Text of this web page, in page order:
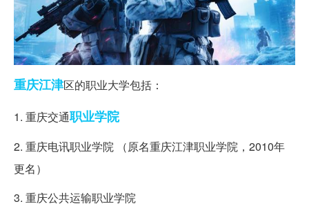
重庆江津区的职业大学包括：
1. 重庆交通职业学院
2. 重庆电讯职业学院 （原名重庆江津职业学院，2010年
更名）
3. 重庆公共运输职业学院